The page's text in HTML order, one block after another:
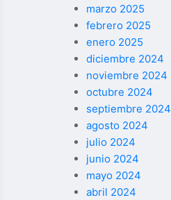
marzo 2025
febrero 2025
enero 2025
diciembre 2024
noviembre 2024
octubre 2024
septiembre 2024
agosto 2024
julio 2024
junio 2024
mayo 2024
abril 2024